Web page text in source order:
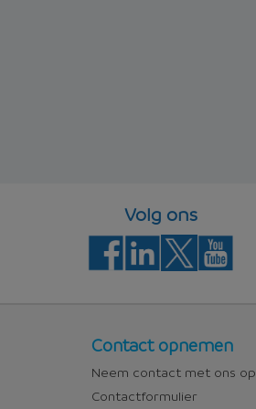
Volg ons
Contact
Contact opnemen
Neem contact met ons op
Contactformulier